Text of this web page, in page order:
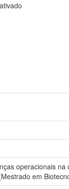
operacionais
em